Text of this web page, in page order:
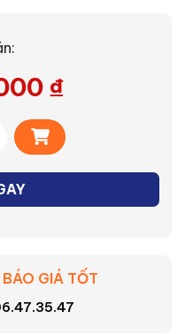
₫
có hộc chứa Philips
GIÁ TỐT